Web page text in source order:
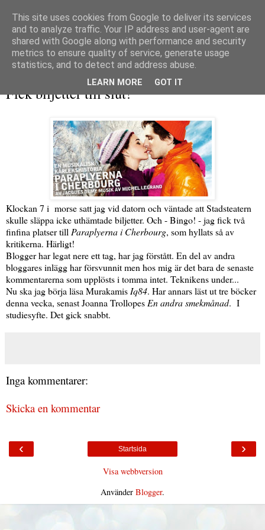
Fick biljetter till slut!
Klockan 7 i morse satt jag vid datorn och väntade att Stadsteatern
skulle släppa icke uthämtade biljetter. Och - Bingo! - jag fick två
finfina platser till Paraplyerna i Cherbourg, som hyllats så av
kritikerna. Härligt!
Blogger har legat nere ett tag, har jag förstått. En del av andra
bloggares inlägg har försvunnit men hos mig är det bara de senaste
kommentarerna som upplösts i tomma intet. Teknikens under...
Nu ska jag börja läsa Murakamis Iq84. Har annars läst ut tre böcker
denna vecka, senast Joanna Trollopes En andra smekmånad. I
studiesyfte. Det gick snabbt.
Inga kommentarer:
Skicka en kommentar
‹ ›
Startsida
Visa webbversion
Använder Blogger.
This site uses cookies from Google to deliver its services
and to analyze traffic. Your IP address and user-agent are
shared with Google along with performance and security
metrics to ensure quality of service, generate usage
statistics, and to detect and address abuse.
LEARN MORE GOT IT